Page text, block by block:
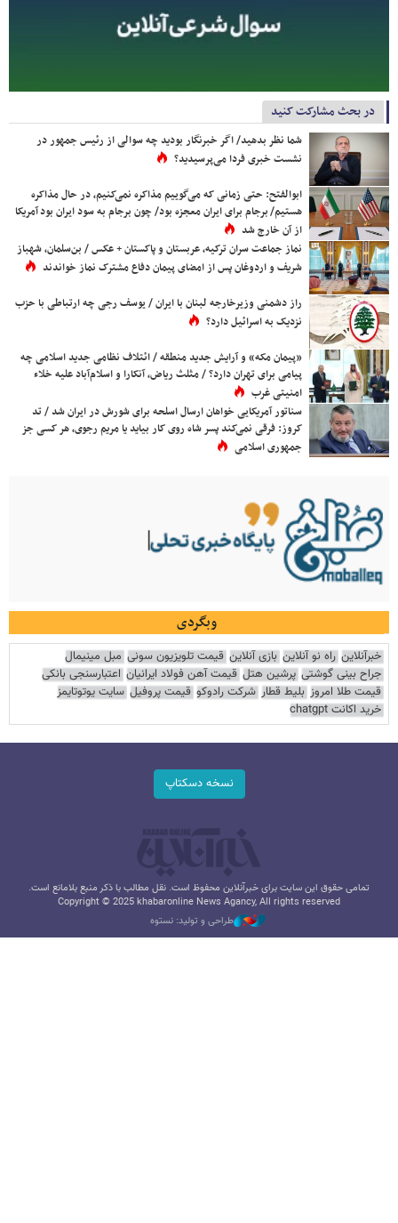
در بحث مشارکت کنید
شما نظر بدهید/ اگر خبرنگار بودید چه سوالی از رئیس جمهور در
نشست خبری فردا می‌پرسیدید؟
ابوالفتح: حتی زمانی که می‌گوییم مذاکره نمی‌کنیم، در حال مذاکره
هستیم/ برجام برای ایران معجزه بود/ چون برجام به سود ایران بود آمریکا
از آن خارج شد
نماز جماعت سران ترکیه، عربستان و پاکستان + عکس / بن‌سلمان، شهباز
شریف و اردوغان پس از امضای پیمان دفاع مشترک نماز خواندند
راز دشمنی وزیرخارجه لبنان با ایران / یوسف رجی چه ارتباطی با حزب
نزدیک به اسرائیل دارد؟
«پیمان مکه» و آرایش جدید منطقه / ائتلاف نظامی جدید اسلامی چه
پیامی برای تهران دارد؟ / مثلث ریاض، آنکارا و اسلام‌آباد علیه خلاء
امنیتی غرب
سناتور آمریکایی خواهان ارسال اسلحه برای شورش در ایران شد / تد
کروز: فرقی نمی‌کند پسر شاه روی کار بیاید یا مریم رجوی، هر کسی جز
جمهوری اسلامی
وبگردی
خبرآنلاین راه نو آنلاین بازی آنلاین قیمت تلویزیون سونی مبل مینیمال
جراح بینی گوشتی پرشین هتل قیمت آهن فولاد ایرانیان اعتبارسنجی بانکی
قیمت طلا امروز بلیط قطار شرکت رادوکو قیمت پروفیل سایت یوتوتایمز
خرید اکانت chatgpt
نسخه دسکتاپ
تمامی حقوق این سایت برای خبرآنلاین محفوظ است. نقل مطالب با ذکر منبع بلامانع است.
Copyright © 2025 khabaronline News Agancy, All rights reserved
طراحی و تولید: نستوه